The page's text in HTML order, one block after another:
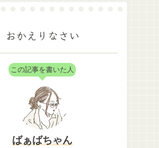
おかえりなさい
この記事を書いた人
ばぁばちゃん